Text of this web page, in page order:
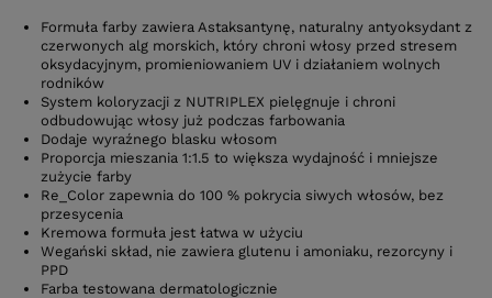
Formuła farby zawiera Astaksantynę, naturalny antyoksydant z
czerwonych alg morskich, który chroni włosy przed stresem
oksydacyjnym, promieniowaniem UV i działaniem wolnych
rodników
System koloryzacji z NUTRIPLEX pielęgnuje i chroni
odbudowując włosy już podczas farbowania
Dodaje wyraźnego blasku włosom
Proporcja mieszania 1:1.5 to większa wydajność i mniejsze
zużycie farby
Re_Color zapewnia do 100 % pokrycia siwych włosów, bez
przesycenia
Kremowa formuła jest łatwa w użyciu
Wegański skład, nie zawiera glutenu i amoniaku, rezorcyny i
PPD
Farba testowana dermatologicznie